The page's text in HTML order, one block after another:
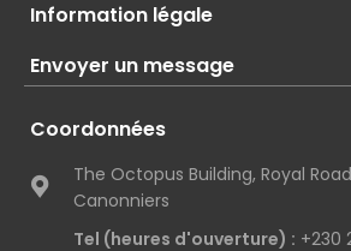
Information légale
Envoyer un message
Coordonnées
The Octopus Building, Royal
Canonniers
Tel (heures d'ouverture) : +230